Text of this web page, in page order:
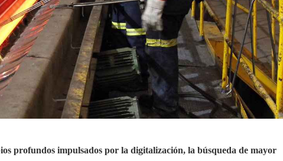
profundos impulsados por la digitalización, la búsqueda de mayor